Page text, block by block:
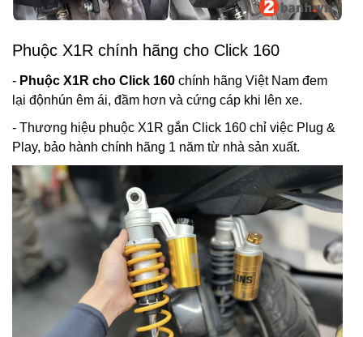
Phuộc X1R chính hãng cho Click 160
- Phuộc X1R cho Click 160 chính hãng Việt Nam đem
lại độnhún êm ái, đầm hơn và cứng cáp khi lên xe.
- Thương hiệu phuộc X1R gắn Click 160 chỉ việc Plug &
Play, bảo hành chính hãng 1 năm từ nhà sản xuất.